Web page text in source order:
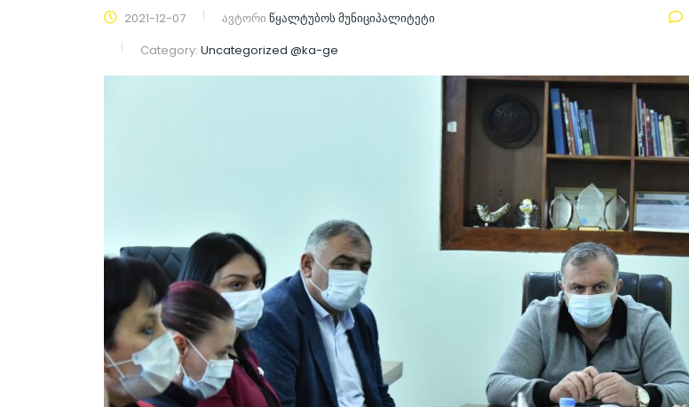
2021-12-07 ავტორი წყალტუბოს მუნიციპალიტეტი
Category: Uncategorized @ka-ge